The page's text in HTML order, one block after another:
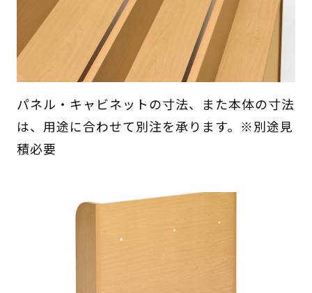
パネル・キャビネットの寸法、また本体の寸法
は、用途に合わせて別注を承ります。※別途見
積必要